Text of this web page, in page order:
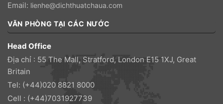
Email: lienhe@dichthuatchaua.com
VĂN PHÒNG TẠI CÁC NƯỚC
Head Office
Địa chỉ : 55 The Mall, Stratford, London E15 1XJ, Great
Britain
Tel: (+44)020 8821 8000
Cell : (+44)7031927739